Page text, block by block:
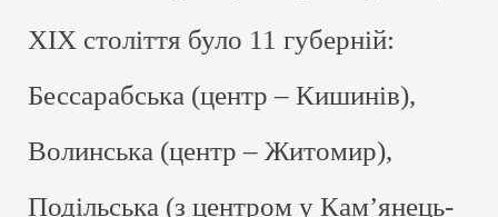
ХІХ століття було 11 губерній:
Бессарабська (центр – Кишинів),
Волинська (центр – Житомир),
Подільська (з центром у Кам’янець-